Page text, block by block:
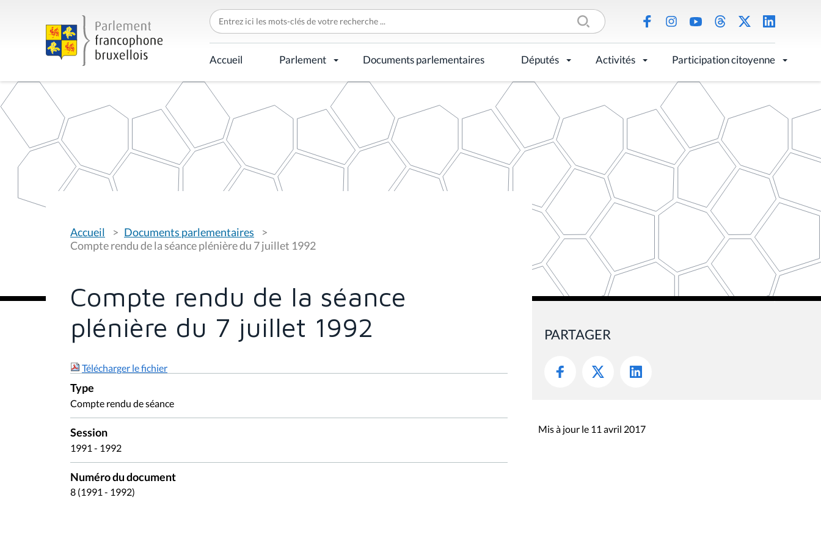
C
h
e
r
c
h
r
p
Accueil Parlement Documents parlementaires Députés Activités Participation citoyenne
o
u
s
s
i
:
Accueil
Documents parlementaires
Compte rendu de la séance plénière du 7 juillet 1992
Compte rendu de la séance
plénière du 7 juillet 1992
Télécharger le fichier
Type
Compte rendu de séance
Session
1991 - 1992
Numéro du document
8 (1991 - 1992)
PARTAGER
Mis à jour le 11 avril 2017